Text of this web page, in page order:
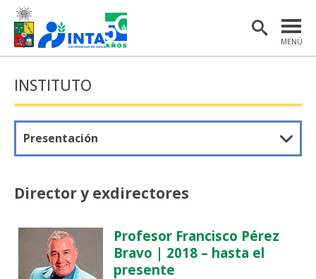
MENÚ
INSTITUTO
INVESTIGACIÓN
EXTENSIÓN Y COMUNICACIONES
ENGLISH
INSTITUTO
Presentación
Director y exdirectores
Profesor Francisco Pérez
Bravo | 2018 – hasta el
presente